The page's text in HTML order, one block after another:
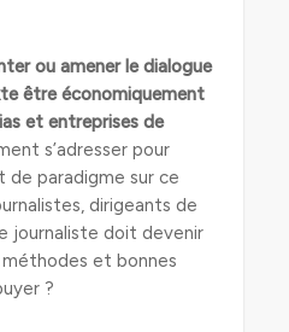
ou amener le dialogue
être économiquement
et entreprises de
s’adresser pour
de paradigme sur ce
dirigeants de
journaliste doit devenir
et bonnes
?